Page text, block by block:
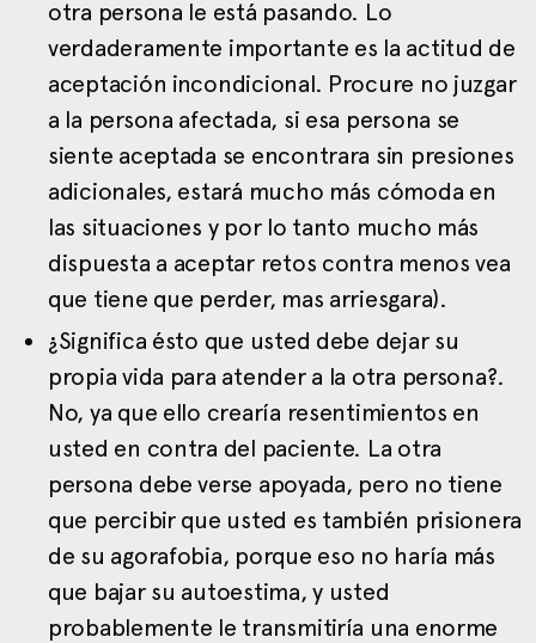
otra persona le está pasando. Lo
verdaderamente importante es la actitud de
aceptación incondicional. Procure no juzgar
a la persona afectada, si esa persona se
siente aceptada se encontrara sin presiones
adicionales, estará mucho más cómoda en
las situaciones y por lo tanto mucho más
dispuesta a aceptar retos contra menos vea
que tiene que perder, mas arriesgara).
¿Significa ésto que usted debe dejar su
propia vida para atender a la otra persona?.
No, ya que ello crearía resentimientos en
usted en contra del paciente. La otra
persona debe verse apoyada, pero no tiene
que percibir que usted es también prisionera
de su agorafobia, porque eso no haría más
que bajar su autoestima, y usted
probablemente le transmitiría una enorme